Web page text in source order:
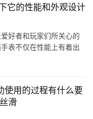
它的性能和外观设计
好者和玩家们所关心的
表不仅在性能上有着出
使用的过程有什么要
滑